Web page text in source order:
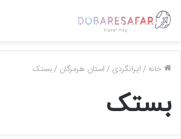
خانه /ایرانگردی /استان هرمزگان /بستک
بستک